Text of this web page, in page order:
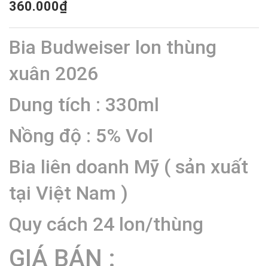
360.000₫
Bia Budweiser lon thùng
xuân 2026
Dung tích : 330ml
Nồng độ : 5% Vol
Bia liên doanh Mỹ ( sản xuất
tại Việt Nam )
Quy cách 24 lon/thùng
GIÁ BÁN :